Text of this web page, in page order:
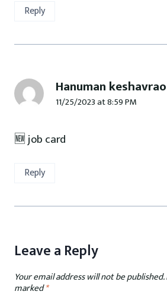
Reply
Hanuman
11/25/2023 at 8:59 PM
🆕 job card
Reply
Leave a Reply
Your email address will not be published.
marked*